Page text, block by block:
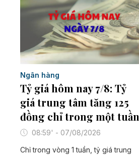
Ngân hàng
Tỷ giá hôm nay 7/8: Tỷ
giá trung tâm tăng 125
đồng chỉ trong một tuần
08:59' - 07/08/2026
Chỉ trong vòng 1 tuần, tỷ giá trung